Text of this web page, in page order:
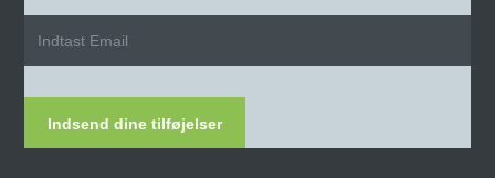
Indsend dine tilføjelser